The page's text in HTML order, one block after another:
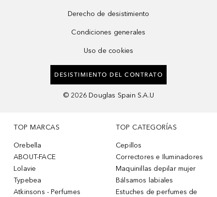
Derecho de desistimiento
Condiciones generales
Uso de cookies
DESISTIMIENTO DEL CONTRATO
© 2026 Douglas Spain S.A.U
TOP MARCAS
Orebella
ABOUT-FACE
Lolavie
Typebea
Atkinsons - Perfumes
TOP CATEGORÍAS
Cepillos
Correctores e Iluminadores
Maquinillas depilar mujer
Bálsamos labiales
Estuches de perfumes de